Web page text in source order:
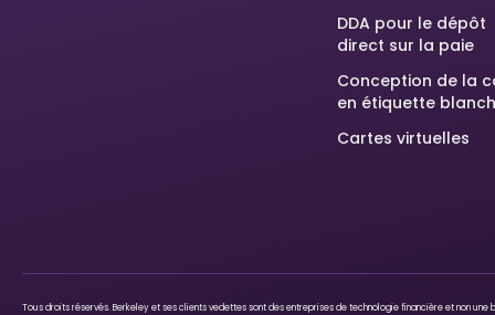
DDA pour le dépôt
direct sur la paie
Conception de la
en étiquette
Cartes virtuelles
Tous droits réservés. Berkeley et ses clients vedettes sont des entreprises de technologie financière et non